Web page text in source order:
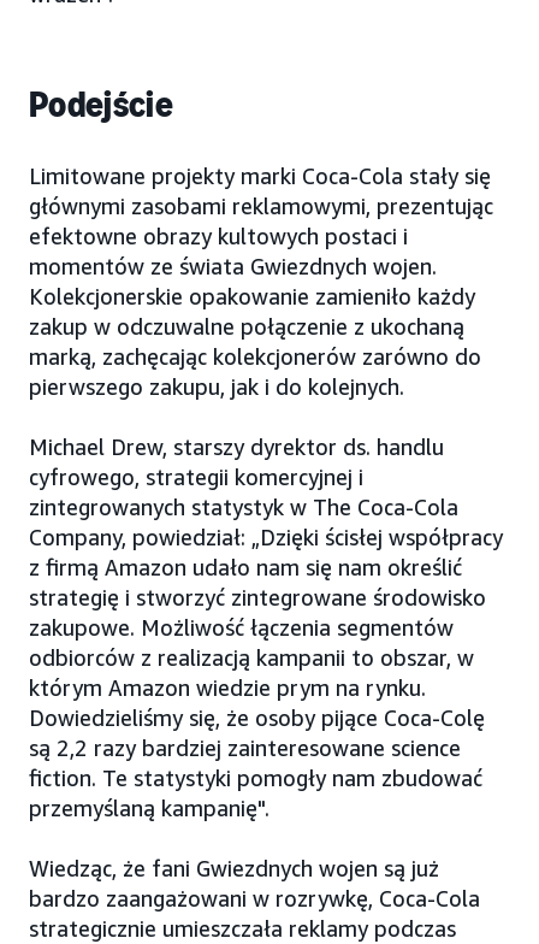
Podejście
Limitowane projekty marki Coca-Cola stały się
głównymi zasobami reklamowymi, prezentując
efektowne obrazy kultowych postaci i
momentów ze świata Gwiezdnych wojen.
Kolekcjonerskie opakowanie zamieniło każdy
zakup w odczuwalne połączenie z ukochaną
marką, zachęcając kolekcjonerów zarówno do
pierwszego zakupu, jak i do kolejnych.
Michael Drew, starszy dyrektor ds. handlu
cyfrowego, strategii komercyjnej i
zintegrowanych statystyk w The Coca-Cola
Company, powiedział: „Dzięki ścisłej współpracy
z firmą Amazon udało nam się nam określić
strategię i stworzyć zintegrowane środowisko
zakupowe. Możliwość łączenia segmentów
odbiorców z realizacją kampanii to obszar, w
którym Amazon wiedzie prym na rynku.
Dowiedzieliśmy się, że osoby pijące Coca-Colę
są 2,2 razy bardziej zainteresowane science
fiction. Te statystyki pomogły nam zbudować
przemyślaną kampanię".
Wiedząc, że fani Gwiezdnych wojen są już
bardzo zaangażowani w rozrywkę, Coca-Cola
strategicznie umieszczała reklamy podczas